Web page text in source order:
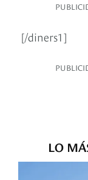
[/diners1]
LO